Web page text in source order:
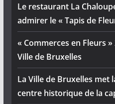
Le restaurant La
admirer le « Tapis de
« Commerces en Fleurs
Ville de Bruxelles
La Ville de Bruxelles met
centre historique de la